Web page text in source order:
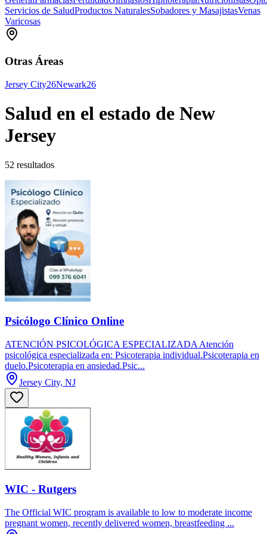
Servicios de SaludProductos NaturalesSobadores y MasajistasVenas
Varicosas
Otras Áreas
Jersey City26Newark26
Salud en el estado de New
Jersey
52 resultados
Psicólogo Clínico Online
ATENCIÓN PSICOLÓGICA ESPECIALIZADA Atención
psicológica especializada en: Psicoterapia individual.Psicoterapia en
duelo.Psicoterapia en ansiedad.Psic...
Jersey City, NJ
WIC - Rutgers
The Official WIC program is available to low to moderate income
pregnant women, recently delivered women, breastfeeding ...